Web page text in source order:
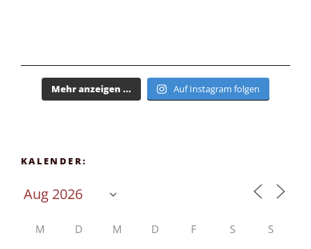
Mehr anzeigen ... Auf Instagram folgen
KALENDER:
M D M D F S S